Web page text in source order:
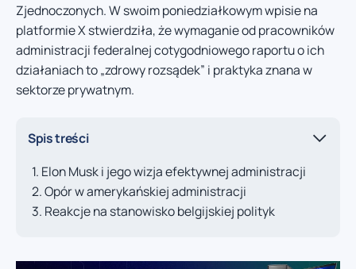
Zjednoczonych. W swoim poniedziałkowym wpisie na
platformie X stwierdziła, że wymaganie od pracowników
administracji federalnej cotygodniowego raportu o ich
działaniach to „zdrowy rozsądek” i praktyka znana w
sektorze prywatnym.
Spis treści
Elon Musk i jego wizja efektywnej administracji
Opór w amerykańskiej administracji
Reakcje na stanowisko belgijskiej polityk